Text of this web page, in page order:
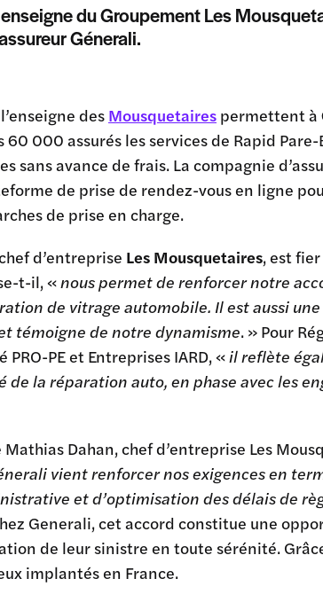
du Groupement Les
Génerali.
desMousquetaires permettent à
60 000 assurés les services de Rapid
sans avance de frais. La compagnie
de prise de rendez-vous en ligne
de prise en charge.
d’entreprise Les Mousquetaires, est
t-il, «nous permet de renforcer notre
de vitrage automobile. Il est aussi
témoigne de notre dynamisme. » Pour
PE et Entreprises IARD, «il reflète
de la réparation auto, en phase avec les
Dahan, chef d’entreprise Les
vient renforcer nos exigences en
et d’optimisation des délais de
Generali, cet accord constitue une
de leur sinistre en toute sérénité.
implantés en France.